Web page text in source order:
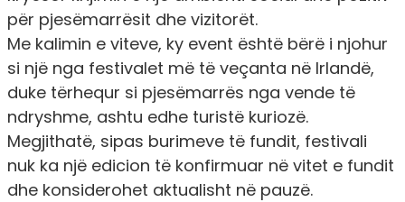
për pjesëmarrësit dhe vizitorët.
Me kalimin e viteve, ky event është bërë i njohur
si një nga festivalet më të veçanta në Irlandë,
duke tërhequr si pjesëmarrës nga vende të
ndryshme, ashtu edhe turistë kuriozë.
Megjithatë, sipas burimeve të fundit, festivali
nuk ka një edicion të konfirmuar në vitet e fundit
dhe konsiderohet aktualisht në pauzë.